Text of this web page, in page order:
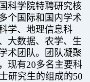
科学院特聘研究核
个国际和国内学术
学、地理信息科
大数据、农学、生
术团队。团队凝聚
现有20多名主要科
研究生的组成的50